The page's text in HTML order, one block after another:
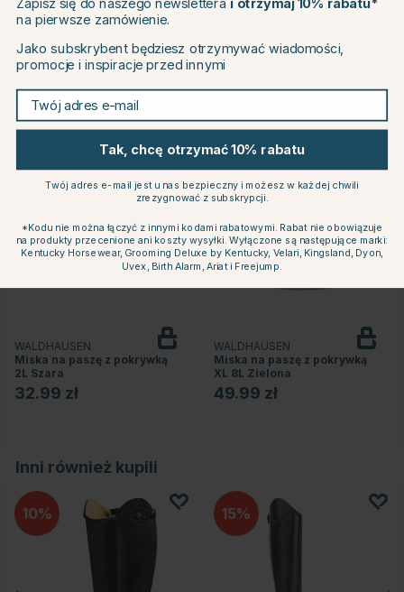
Recenzje
Powiązane produkty
WALDHAUSEN
Miska na paszę z pokrywką
2L Szara
32.99 zł
WALDHAUSEN
Miska na paszę z pokrywką
XL 8L Zielona
49.99 zł
Inni również kupili
10 15
CHANGE COUNTRY
Continue to equinest.pl
Zapisz się do naszego newslettera i otrzymaj 10% rabatu*
na pierwsze zamówienie.
Jako subskrybent będziesz otrzymywać wiadomości,
promocje i inspiracje przed innymi
Twój adres e-mail
Tak, chcę otrzymać 10% rabatu
Twój adres e-mail jest u nas bezpieczny i możesz w każdej chwili
zrezygnować z subskrypcji.
*Kodu nie można łączyć z innymi kodami rabatowymi. Rabat nie obowiązuje
na produkty przecenione ani koszty wysyłki. Wyłączone są następujące marki:
Kentucky Horsewear, Grooming Deluxe by Kentucky, Velari, Kingsland, Dyon,
Uvex, Birth Alarm, Ariat i Freejump.